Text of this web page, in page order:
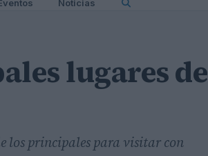
Noticias
lugares de
los principales para visitar con